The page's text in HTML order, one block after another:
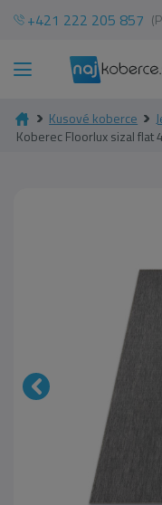
+421 222 205 857
Kusové koberce
Koberec Floorlux sizal